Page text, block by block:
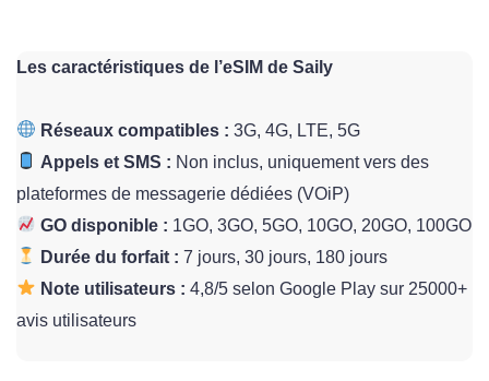
Les caractéristiques de l’eSIM de Saily
Réseaux compatibles : 3G, 4G, LTE, 5G
Appels et SMS : Non inclus, uniquement vers des
plateformes de messagerie dédiées (VOiP)
GO disponible : 1GO, 3GO, 5GO, 10GO, 20GO, 100GO
Durée du forfait : 7 jours, 30 jours, 180 jours
Note utilisateurs : 4,8/5 selon Google Play sur 25000+
avis utilisateurs